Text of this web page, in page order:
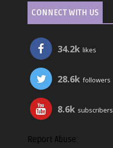
CONNECT WITH US
34.2k likes
28.6k followers
8.6k subscribers
Report Abuse